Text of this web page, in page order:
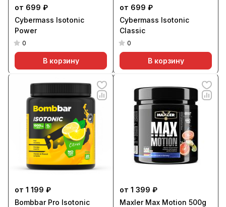
от 699 ₽
Cybermass Isotonic
Power
0
В корзину
от 699 ₽
Cybermass Isotonic
Classic
0
В корзину
от 1 199 ₽
Bombbar Pro Isotonic
от 1 399 ₽
Maxler Max Motion 500g